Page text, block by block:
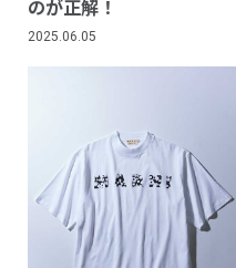
のが正解！
2025.06.05